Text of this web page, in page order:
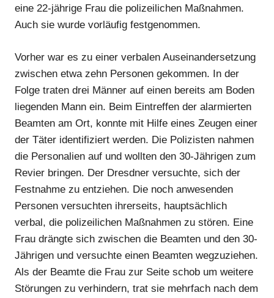
eine 22-jährige Frau die polizeilichen Maßnahmen.
Auch sie wurde vorläufig festgenommen.
Vorher war es zu einer verbalen Auseinandersetzung
zwischen etwa zehn Personen gekommen. In der
Folge traten drei Männer auf einen bereits am Boden
liegenden Mann ein. Beim Eintreffen der alarmierten
Beamten am Ort, konnte mit Hilfe eines Zeugen einer
der Täter identifiziert werden. Die Polizisten nahmen
die Personalien auf und wollten den 30-Jährigen zum
Revier bringen. Der Dresdner versuchte, sich der
Festnahme zu entziehen. Die noch anwesenden
Personen versuchten ihrerseits, hauptsächlich
verbal, die polizeilichen Maßnahmen zu stören. Eine
Frau drängte sich zwischen die Beamten und den 30-
Jährigen und versuchte einen Beamten wegzuziehen.
Als der Beamte die Frau zur Seite schob um weitere
Störungen zu verhindern, trat sie mehrfach nach dem